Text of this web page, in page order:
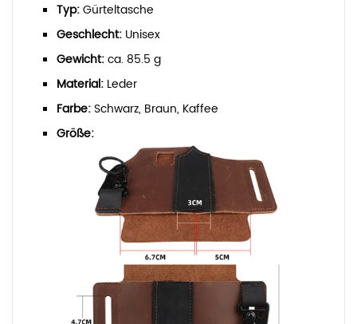
Typ:Gürteltasche
Geschlecht: Unisex
Gewicht:ca. 85.5 g
Material: Leder
Farbe:Schwarz, Braun, Kaffee
Größe: